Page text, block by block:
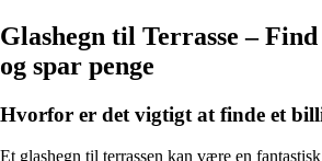
Glashegn til Terrasse –
og spar penge
Hvorfor er det vigtigt at finde et
Et glashegn til terrassen kan være en